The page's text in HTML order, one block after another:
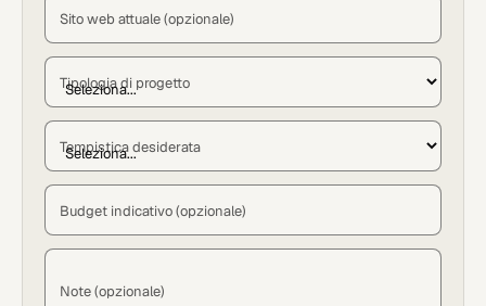
Sito web attuale (opzionale)
Tipologia di progetto
Tempistica desiderata
Budget indicativo (opzionale)
Note (opzionale)